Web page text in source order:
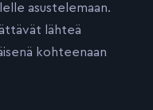
asustelemaan.
lähteä
kohteenaan